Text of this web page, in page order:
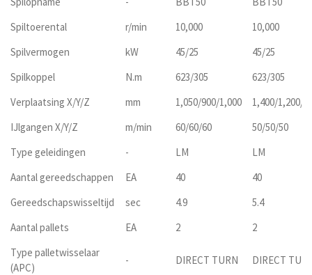
Spiltoerental
r/min 10,000
10,000
Spilvermogen
kW 45/25
45/25
Spilkoppel
N.m 623/305
623/305
Verplaatsing X/Y/Z
mm 1,050/900/1,000
1,400/1,200/
IJlgangen X/Y/Z
m/min 60/60/60
50/50/50
Type geleidingen
- LM
LM
Aantal gereedschappen
EA 40
40
Gereedschapswisseltijd
sec 4.9
5.4
Aantal pallets
EA 2
2
Type palletwisselaar
(APC)
- DIRECT TURN DIRECT